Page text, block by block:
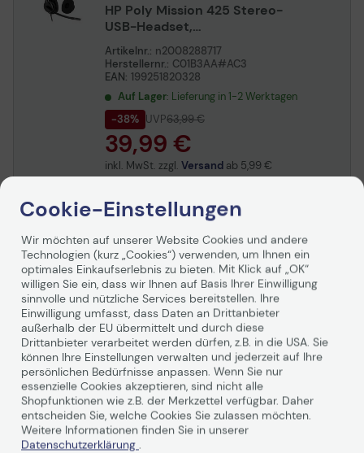
HP Poly Mission 425 Stereo-
USB-Headset,
kabelgebunden, Classic
Artikelnr.: n2008288717
Herstellernr.: C01B3AA#AC3
EAN: 199251820328
Auf Lager: Lieferung in 1-2 Werktagen
-38% UVP63,99 €
39,99 €
inkl. MwSt. zzgl. Versand ab 5,99 €
HP Poly Mission 415 Mono-
Headset mit USB,
kabelgebunden
Artikelnr.: n2008288718
Herstellernr.: C01B2AA#AC3
EAN: 199896046411
Auf Lager: Lieferung in 1-2 Werktagen
-41% UVP63,99 €
37,99 €
inkl. MwSt. zzgl.Versandab5,99 €
Cookie-Einstellungen
Wir möchten auf unserer Website Cookies und andere
Technologien (kurz „Cookies“) verwenden, um Ihnen ein
optimales Einkaufserlebnis zu bieten. Mit Klick auf „OK“
willigen Sie ein, dass wir Ihnen auf Basis Ihrer Einwilligung
sinnvolle und nützliche Services bereitstellen. Ihre
Einwilligung umfasst, dass Daten an Drittanbieter
außerhalb der EU übermittelt und durch diese
Drittanbieter verarbeitet werden dürfen, z.B. in die USA. Sie
können Ihre Einstellungen verwalten und jederzeit auf Ihre
persönlichen Bedürfnisse anpassen. Wenn Sie nur
essenzielle Cookies akzeptieren, sind nicht alle
Shopfunktionen wie z.B. der Merkzettel verfügbar. Daher
entscheiden Sie, welche Cookies Sie zulassen möchten.
Weitere Informationen finden Sie in unserer
Datenschutzerklärung .